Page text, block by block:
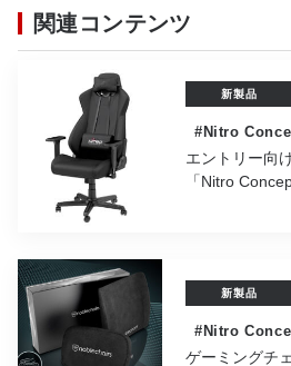
o
関連コンテンツ
新製品
#Nitro
エントリー向
「Nitro
新製品
#Nitro
ゲーミングチ